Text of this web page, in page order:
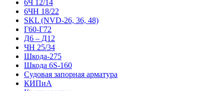
6Ч 12/14
6ЧН 18/22
SKL (NVD-26, 36, 48)
Г60-Г72
Д6 – Д12
ЧН 25/34
Шкода-275
Шкода 6S-160
Судовая запорная арматура
КИПиА